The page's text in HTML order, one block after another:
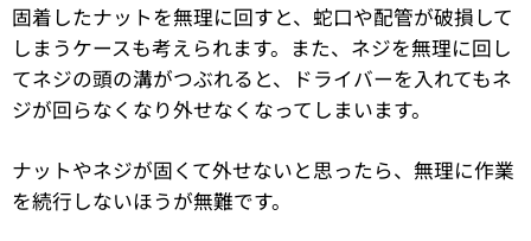
固着したナットを無理に回すと、蛇口や配管が破損して
しまうケースも考えられます。また、ネジを無理に回し
てネジの頭の溝がつぶれると、ドライバーを入れてもネ
ジが回らなくなり外せなくなってしまいます。
ナットやネジが固くて外せないと思ったら、無理に作業
を続行しないほうが無難です。